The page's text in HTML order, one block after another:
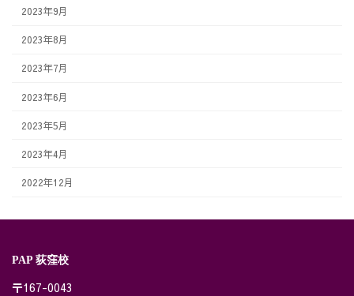
2023年9月
2023年8月
2023年7月
2023年6月
2023年5月
2023年4月
2022年12月
PAP 荻窪校
〒167-0043